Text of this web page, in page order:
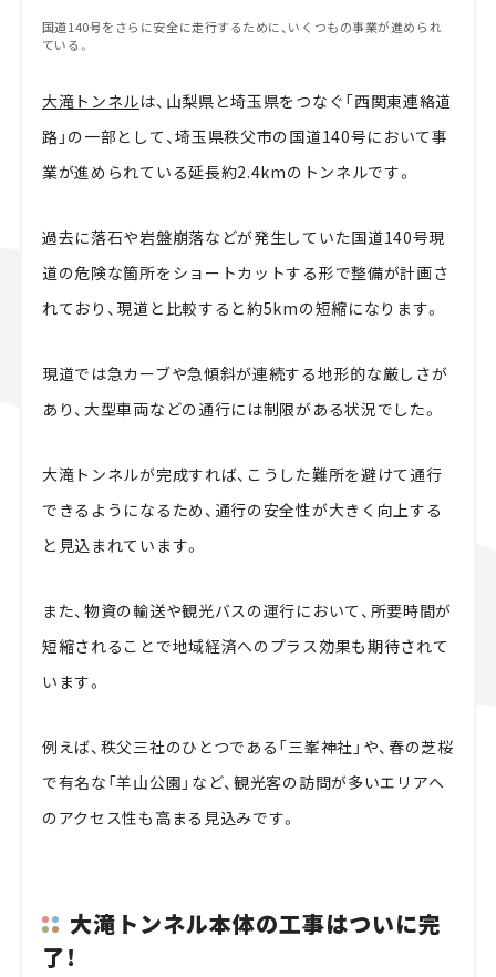
国道140号をさらに安全に走行するために、いくつもの事業が進められ
ている。
大滝トンネルは、山梨県と埼玉県をつなぐ「西関東連絡道
路」の一部として、埼玉県秩父市の国道140号において事
業が進められている延長約2.4kmのトンネルです。
過去に落石や岩盤崩落などが発生していた国道140号現
道の危険な箇所をショートカットする形で整備が計画さ
れており、現道と比較すると約5kmの短縮になります。
現道では急カーブや急傾斜が連続する地形的な厳しさが
あり、大型車両などの通行には制限がある状況でした。
大滝トンネルが完成すれば、こうした難所を避けて通行
できるようになるため、通行の安全性が大きく向上する
と見込まれています。
また、物資の輸送や観光バスの運行において、所要時間が
短縮されることで地域経済へのプラス効果も期待されて
います。
例えば、秩父三社のひとつである「三峯神社」や、春の芝桜
で有名な「羊山公園」など、観光客の訪問が多いエリアへ
のアクセス性も高まる見込みです。
大滝トンネル本体の工事はついに完
了！